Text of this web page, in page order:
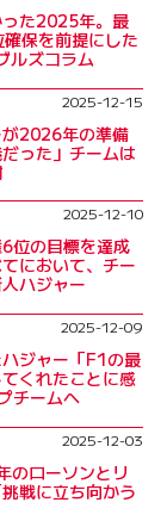
た2025年。最
保を前提にした
ルズコラム
2025-12-15
が2026年の準備
った」チームは
2025-12-10
位の目標を達成
において、チー
ハジャー
2025-12-09
ジャー「F1の最
くれたことに感
チームへ
2025-12-03
のローソンとリ
戦に立ち向かう